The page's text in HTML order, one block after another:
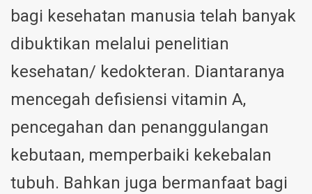
bagi kesehatan manusia telah banyak
dibuktikan melalui penelitian
kesehatan/ kedokteran. Diantaranya
mencegah defisiensi vitamin A,
pencegahan dan penanggulangan
kebutaan, memperbaiki kekebalan
tubuh. Bahkan juga bermanfaat bagi